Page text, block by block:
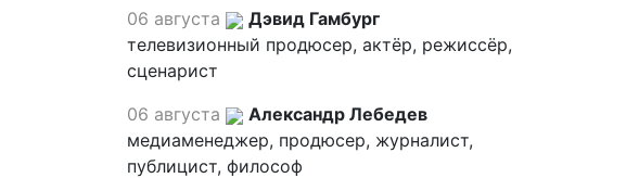
06 августа
Дэвид Гамбург
телевизионный продюсер, актёр, режиссёр,
сценарист
06 августа
Александр Лебедев
медиаменеджер, продюсер, журналист,
публицист, философ